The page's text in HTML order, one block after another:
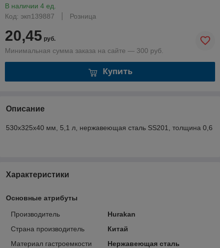
В наличии 4 ед.
Код: экп139887
Розница
20,45 руб.
Минимальная сумма заказа на сайте — 300 руб.
Купить
Описание
530x325x40 мм, 5,1 л, нержавеющая сталь SS201, толщина 0,6
Характеристики
Основные атрибуты
Производитель
Hurakan
Страна производитель
Китай
Материал гастроемкости
Нержавеющая сталь